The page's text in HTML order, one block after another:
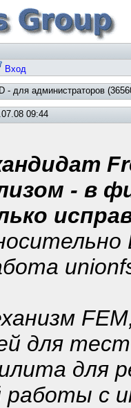
Вход
- для администраторов
09:44
- в
для
для
работы с